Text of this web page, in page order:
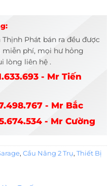
Phát bán ra đều được
miễn phí, mọi hư hỏng
lòng liên hệ .
- Mr Tiến
- Mr Bắc
- Mr Cường
, Cầu Nâng 2 Trụ, Thiết Bị